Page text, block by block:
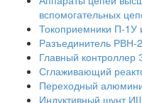
вспомогательных
Токоприемники П-1У
Разъединитель РВН-2
Главный
Сглаживающий
Переходный
Индуктивный шунт